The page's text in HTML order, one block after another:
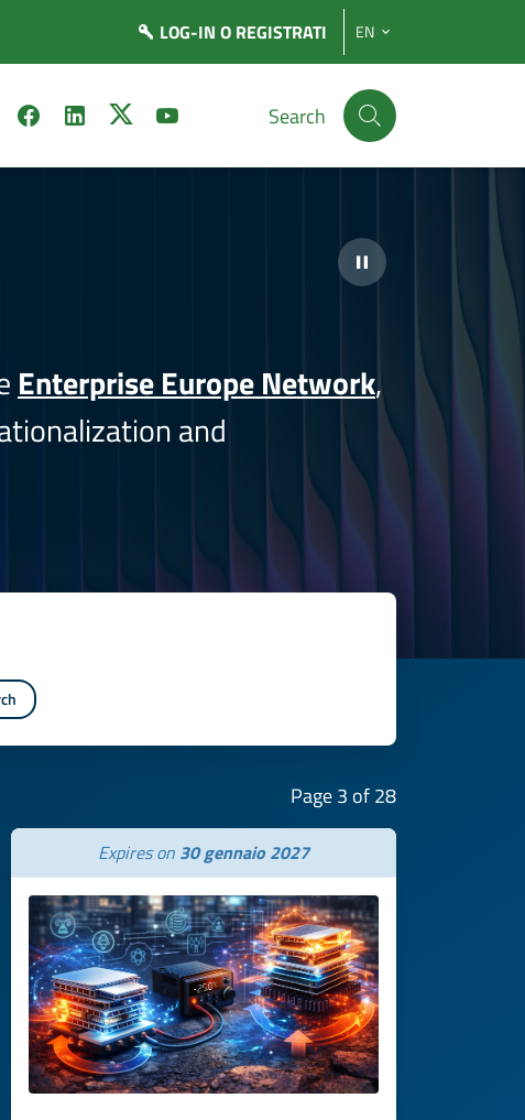
LOG-IN O REGISTRATI EN
Search
Enterprise Europe Network,
and
Page 3 of 28
Expires on 30 gennaio 2027